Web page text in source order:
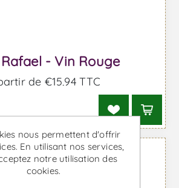
- Vin Rouge
de €15,94 TTC
nous permettent d'offrir
En utilisant nos services,
notre utilisation des
cookies.